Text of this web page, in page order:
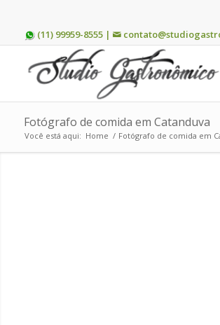
(11) 99959-8555 |
Fotógrafo de comida em Catanduva
Você está aqui: Home / Fotógrafo de comida em